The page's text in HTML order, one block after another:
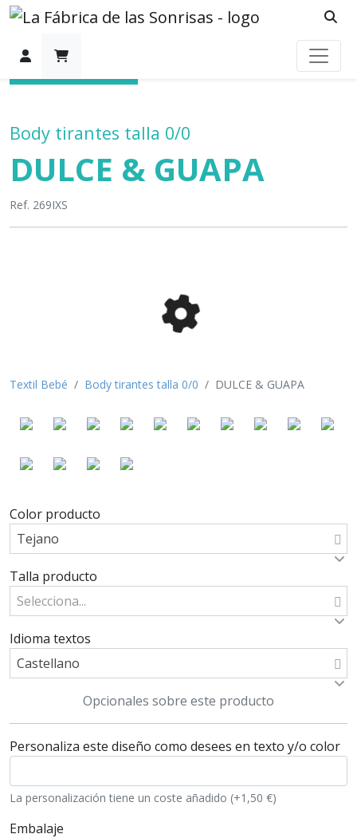
CATEGORÍAS
Body tirantes talla 0/0
DULCE & GUAPA
Ref. 269IXS
Textil Bebé Body tirantes talla 0/0 DULCE & GUAPA
Color producto
Tejano
Talla producto
Selecciona...
Idioma textos
Castellano
Opcionales sobre este producto
Personaliza este diseño como desees en texto y/o color
La personalización tiene un coste añadido (+1,50 €)
Embalaje